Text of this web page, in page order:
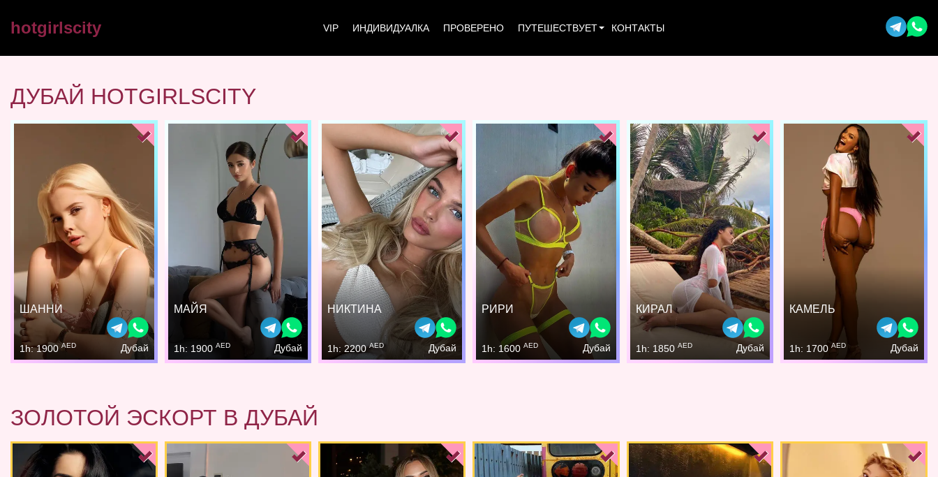
hotgirlscity VIP ИНДИВИДУАЛКА ПРОВЕРЕНО ПУТЕШЕСТВУЕТ КОНТАКТЫ
ДУБАЙ HOTGIRLSCITY
ШАННИ
1h: 1900AED Дубай
МАЙЯ
1h: 1900 AED Дубай
НИКТИНА
1h: 2200AED Дубай
РИРИ
1h: 1600 AED Дубай
КИРАЛ
1h: 1850 AED Дубай
КАМЕЛЬ
1h: 1700AED Дубай
ЗОЛОТОЙ ЭСКОРТ В ДУБАЙ